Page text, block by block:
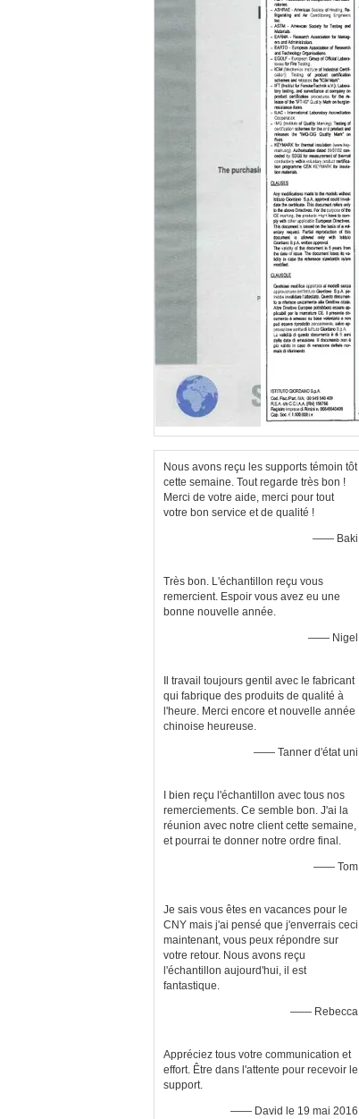
Nous avons reçu les supports témoin tôt
cette semaine. Tout regarde très bon !
Merci de votre aide, merci pour tout
votre bon service et de qualité !
—— Baki
Très bon. L'échantillon reçu vous
remercient. Espoir vous avez eu une
bonne nouvelle année.
—— Nigel
Il travail toujours gentil avec le fabricant
qui fabrique des produits de qualité à
l'heure. Merci encore et nouvelle année
chinoise heureuse.
—— Tanner d'état uni
I bien reçu l'échantillon avec tous nos
remerciements. Ce semble bon. J'ai la
réunion avec notre client cette semaine,
et pourrai te donner notre ordre final.
—— Tom
Je sais vous êtes en vacances pour le
CNY mais j'ai pensé que j'enverrais ceci
maintenant, vous peux répondre sur
votre retour. Nous avons reçu
l'échantillon aujourd'hui, il est
fantastique.
—— Rebecca
Appréciez tous votre communication et
effort. Être dans l'attente pour recevoir le
support.
—— David le 19 mai 2016